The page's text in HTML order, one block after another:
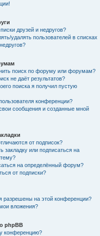
друзей и недругов?
удалять пользователей в списках
поиск по форуму или форумам?
не даёт результатов?
поиска я получил пустую
конференции?
сообщения и созданные мной
от подписок?
закладку или подписаться на
на определённый форум?
от подписки?
разрешены на этой конференции?
вложения?
phpBB
конференцию?